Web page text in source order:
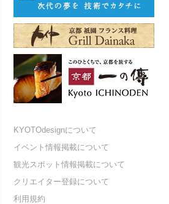
KYOTOdesignについて
イベント情報掲載について
観光スポット情報掲載について
クリエイター登録について
利用規約